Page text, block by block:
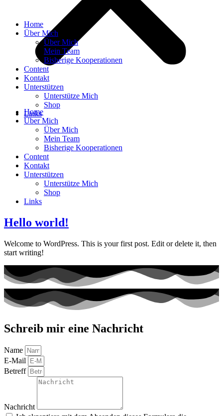
Home
Über Mich
Über Mich
Mein Team
Bisherige Kooperationen
Content
Kontakt
Unterstützen
Unterstütze Mich
Shop
Links
Home
Über Mich
Über Mich
Mein Team
Bisherige Kooperationen
Content
Kontakt
Unterstützen
Unterstütze Mich
Shop
Links
Hello world!
Welcome to WordPress. This is your first post. Edit or delete it, then
start writing!
Schreib mir eine Nachricht
Name
E-Mail
Betreff
Nachricht